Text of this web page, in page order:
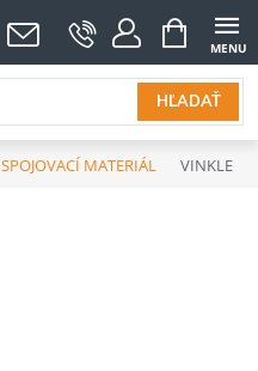
HĽADAŤ
NÁKUPNÝ
KOŠÍK
SPOJOVACÍ MATERIÁL VINKLE